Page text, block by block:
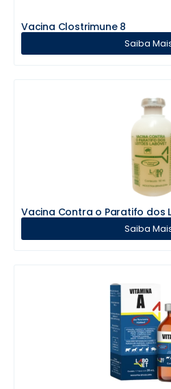
Saiba
Vacina Clostrimune 8
Saiba
Vacina Contra o Paratifo dos